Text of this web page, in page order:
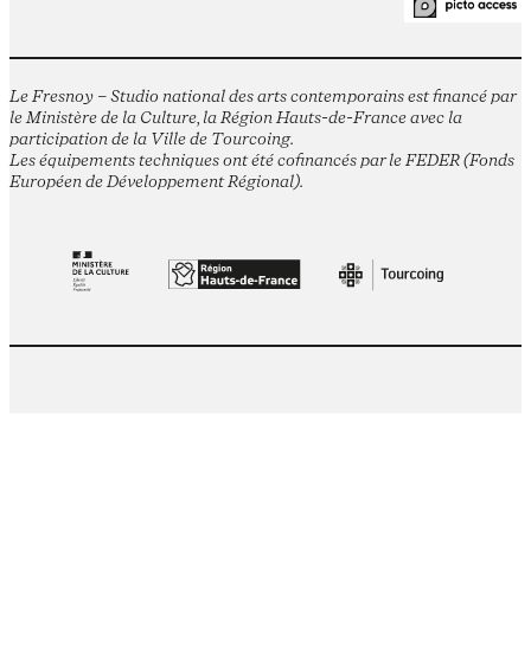
Le Fresnoy – Studio national des arts contemporains est financé par
le Ministère de la Culture, la Région Hauts-de-France avec la
participation de la Ville de Tourcoing.
Les équipements techniques ont été cofinancés par le FEDER (Fonds
Européen de Développement Régional).